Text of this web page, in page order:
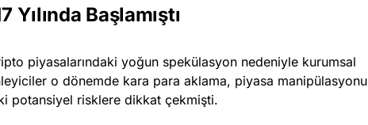
Yılında Başlamıştı
piyasalarındaki yoğun spekülasyon nedeniyle kurumsal
o dönemde kara para aklama, piyasa manipülasyonu
potansiyel risklere dikkat çekmişti.